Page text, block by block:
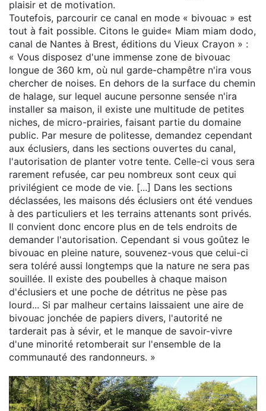
plaisir et de motivation.
Toutefois, parcourir ce canal en mode « bivouac » est
tout à fait possible. Citons le guide« Miam miam dodo,
canal de Nantes à Brest, éditions du Vieux Crayon » :
« Vous disposez d'une immense zone de bivouac
longue de 360 km, où nul garde-champêtre n'ira vous
chercher de noises. En dehors de la surface du chemin
de halage, sur lequel aucune personne sensée n'ira
installer sa maison, il existe une multitude de petites
niches, de micro-prairies, faisant partie du domaine
public. Par mesure de politesse, demandez cependant
aux éclusiers, dans les sections ouvertes du canal,
l'autorisation de planter votre tente. Celle-ci vous sera
rarement refusée, car peu nombreux sont ceux qui
privilégient ce mode de vie. [...] Dans les sections
déclassées, les maisons dés éclusiers ont été vendues
à des particuliers et les terrains attenants sont privés.
Il convient donc encore plus en de tels endroits de
demander l'autorisation. Cependant si vous goûtez le
bivouac en pleine nature, souvenez-vous que celui-ci
sera toléré aussi longtemps que la nature ne sera pas
souillée. Il existe des poubelles à chaque maison
d'éclusiers et une poche de détritus ne pèse pas
lourd... Si par malheur certains laissaient une aire de
bivouac jonchée de papiers divers, l'autorité ne
tarderait pas à sévir, et le manque de savoir-vivre
d'une minorité retomberait sur l'ensemble de la
communauté des randonneurs. »